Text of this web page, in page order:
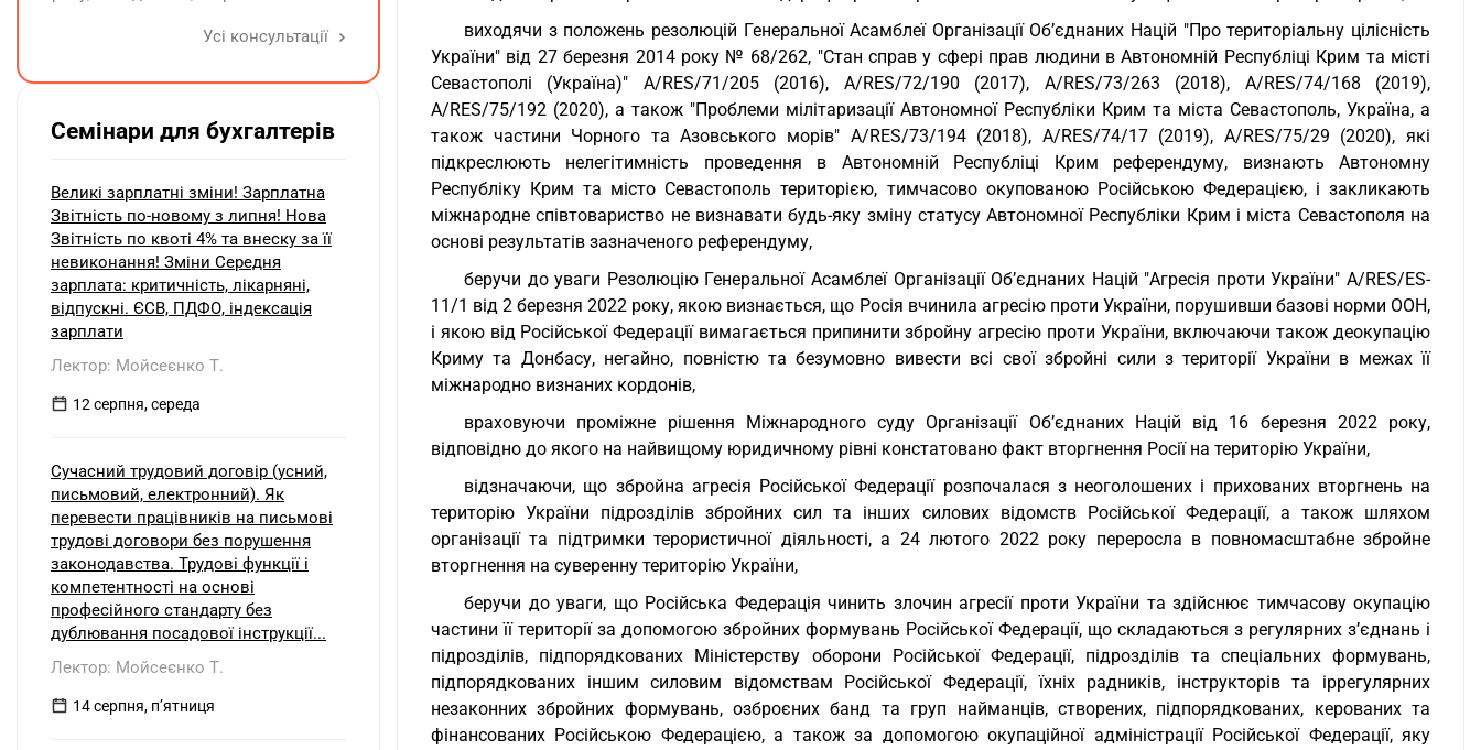
виходячи з положень резолюцій Генеральної Асамблеї Організації Об’єднаних Націй "Про територіальну цілісність
України" від 27 березня 2014 року № 68/262, "Стан справ у сфері прав людини в Автономній Республіці Крим та місті
Севастополі (Україна)" A/RES/71/205 (2016), A/RES/72/190 (2017), A/RES/73/263 (2018), A/RES/74/168 (2019),
A/RES/75/192 (2020), а також "Проблеми мілітаризації Автономної Республіки Крим та міста Севастополь, Україна, а
також частини Чорного та Азовського морів" A/RES/73/194 (2018), A/RES/74/17 (2019), A/RES/75/29 (2020), які
підкреслюють нелегітимність проведення в Автономній Республіці Крим референдуму, визнають Автономну
Республіку Крим та місто Севастополь територією, тимчасово окупованою Російською Федерацією, і закликають
міжнародне співтовариство не визнавати будь-яку зміну статусу Автономної Республіки Крим і міста Севастополя на
основі результатів зазначеного референдуму,
беручи до уваги Резолюцію Генеральної Асамблеї Організації Об’єднаних Націй "Агресія проти України" A/RES/ES-
11/1 від 2 березня 2022 року, якою визнається, що Росія вчинила агресію проти України, порушивши базові норми ООН,
і якою від Російської Федерації вимагається припинити збройну агресію проти України, включаючи також деокупацію
Криму та Донбасу, негайно, повністю та безумовно вивести всі свої збройні сили з території України в межах її
міжнародно визнаних кордонів,
враховуючи проміжне рішення Міжнародного суду Організації Об’єднаних Націй від 16 березня 2022 року,
відповідно до якого на найвищому юридичному рівні констатовано факт вторгнення Росії на територію України,
відзначаючи, що збройна агресія Російської Федерації розпочалася з неоголошених і прихованих вторгнень на
територію України підрозділів збройних сил та інших силових відомств Російської Федерації, а також шляхом
організації та підтримки терористичної діяльності, а 24 лютого 2022 року переросла в повномасштабне збройне
вторгнення на суверенну територію України,
беручи до уваги, що Російська Федерація чинить злочин агресії проти України та здійснює тимчасову окупацію
частини її території за допомогою збройних формувань Російської Федерації, що складаються з регулярних з’єднань і
підрозділів, підпорядкованих Міністерству оборони Російської Федерації, підрозділів та спеціальних формувань,
підпорядкованих іншим силовим відомствам Російської Федерації, їхніх радників, інструкторів та іррегулярних
незаконних збройних формувань, озброєних банд та груп найманців, створених, підпорядкованих, керованих та
фінансованих Російською Федерацією, а також за допомогою окупаційної адміністрації Російської Федерації, яку
невикористаних днів відпустки при
Усі консультації
Семінари для бухгалтерів
Великі зарплатні зміни! Зарплатна
Звітність по-новому з липня! Нова
Звітність по квоті 4% та внеску за її
невиконання! Зміни Середня
зарплата: критичність, лікарняні,
відпускні. ЄСВ, ПДФО, індексація
зарплати
Лектор: Мойсеєнко Т.
12 серпня, середа
Сучасний трудовий договір (усний,
письмовий, електронний). Як
перевести працівників на письмові
трудові договори без порушення
законодавства. Трудові функції і
компетентності на основі
професійного стандарту без
дублювання посадової інструкції...
Лектор: Мойсеєнко Т.
14 серпня, пʼятниця